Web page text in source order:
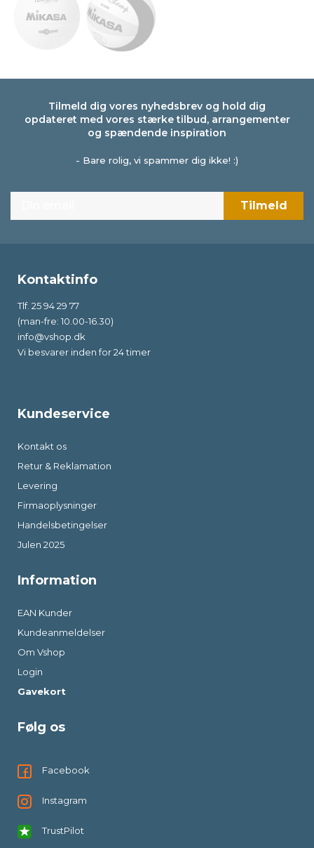
Tilmeld dig vores nyhedsbrev og hold dig
opdateret med vores stærke tilbud, arrangementer
og spændende inspiration
- Bare rolig, vi spammer dig ikke! :)
Kontaktinfo
Tlf. 25 94 29 77
(man-fre: 10.00-16.30)
info@vshop.dk
Vi besvarer inden for 24 timer
Kundeservice
Kontakt os
Retur & Reklamation
Levering
Firmaoplysninger
Handelsbetingelser
Julen 2025
Information
EAN Kunder
Kundeanmeldelser
Om Vshop
Login
Gavekort
Følg os
Facebook
Instagram
TrustPilot